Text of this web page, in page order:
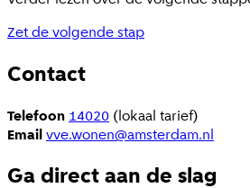
Zet de volgende stap
Contact
Telefoon 14020 (lokaal tarief)
Emailvve.wonen@amsterdam.nl
Ga direct aan de slag